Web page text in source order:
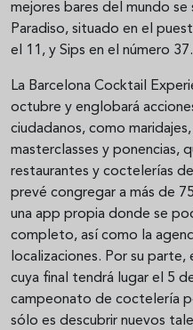
mejores bares del mundo se
Paradiso, situado en el
el 11, y Sips en el número 37.
La Barcelona Cocktail
octubre y englobará
ciudadanos, como
masterclasses y ponencias,
restaurantes y coctelerías
prevé congregar a más de
una app propia donde se
completo, así como la
localizaciones. Por su
cuya final tendrá lugar el 5
campeonato de coctelería
sólo es descubrir nuevos